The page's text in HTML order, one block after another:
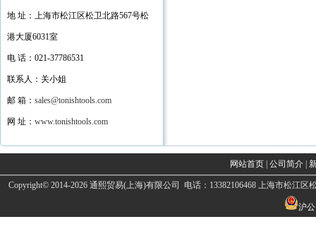
地 址：上海市松江区松卫北路567号松
港大厦6031室
电 话：021-37786531
联系人：关小姐
邮 箱： sales@tonishtools.com
网 址： www.tonishtools.com
网站首页 公司简介
Copyright© 2014-2026 通熙贸易(上海)有限公司 电话：13382106468 上海市松江区
沪公